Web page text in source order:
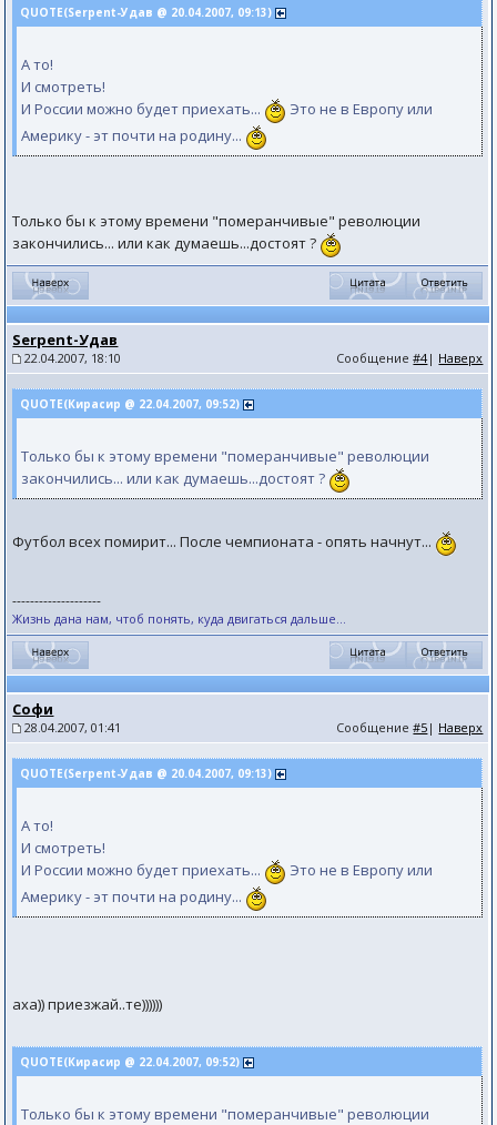
QUOTE(Serpent-Удав @ 20.04.2007, 09:13)
А то!
И смотреть!
И России можно будет приехать...
Это не в Европу или
Америку - эт почти на родину...
Только бы к этому времени "померанчивые" революции
закончились... или как думаешь...достоят ?
Serpent-Удав
22.04.2007, 18:10 Сообщение#4| Наверх
QUOTE(Кирасир @ 22.04.2007, 09:52)
Только бы к этому времени "померанчивые" революции
закончились... или как думаешь...достоят ?
Футбол всех помирит... После чемпионата - опять начнут...
--------------------
Жизнь дана нам, чтоб понять, куда двигаться дальше...
Софи
28.04.2007, 01:41 Сообщение#5 | Наверх
QUOTE(Serpent-Удав @ 20.04.2007, 09:13)
А то!
И смотреть!
И России можно будет приехать...
Это не в Европу или
Америку - эт почти на родину...
аха)) приезжай..те))))))
QUOTE(Кирасир @ 22.04.2007, 09:52)
Только бы к этому времени "померанчивые" революции